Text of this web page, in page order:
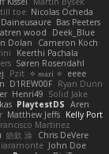
till toe Nicolas Ocheda
Bas Peeters
wood
Deek_Blue
Dolan
Cameron Koch
Keerthi Pachala
Søren Rosendahl
Pzit ✧ 𝔪𝔞𝔯𝔦 ✧ eeee
D1REW00F Ryan Dunn
Henri49 Solid Jake
PlaytestDS Aren
Matthew Jeffs Kelly Port
Martinez
皓欽 涂 Chris DeVere
John Doe